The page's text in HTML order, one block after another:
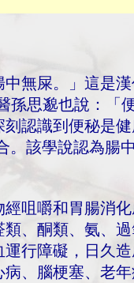
中無屎。」這是
孫思邈也說：「
認識到便秘是
。該學說認為腸
咀嚼和胃腸消
、酮類、氨、
行障礙，日久
、腦梗塞、老